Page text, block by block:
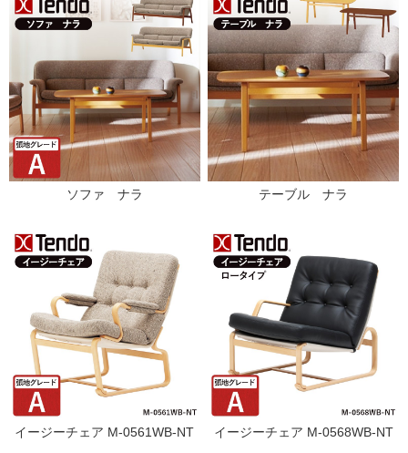
ソファ ナラ テーブル ナラ
イージーチェア M-0561WB-NT イージーチェア M-0568WB-NT